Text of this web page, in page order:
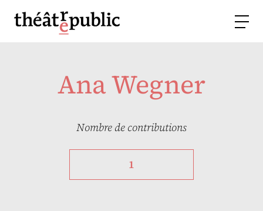
Ana Wegner
Nombre de contributions
1